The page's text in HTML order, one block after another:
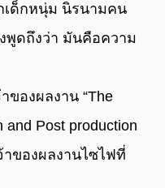
เด็กหนุ่ม นิรนามคน
พูดถึงว่า มันคือความ
Post production
าของผลงานไซไฟที่